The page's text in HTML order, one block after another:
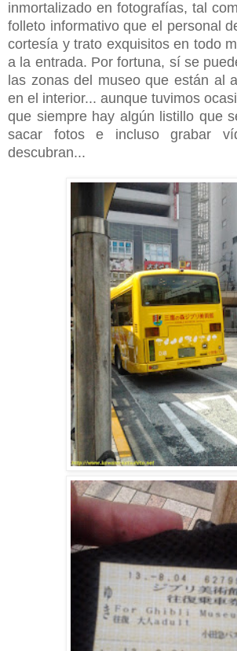
inmortalizado en fotografías, tal
folleto informativo que el personal
cortesía y trato exquisitos en todo
a la entrada. Por fortuna, sí se
las zonas del museo que están al
en el interior... aunque tuvimos
que siempre hay algún listillo que
sacar fotos e incluso grabar
descubran...